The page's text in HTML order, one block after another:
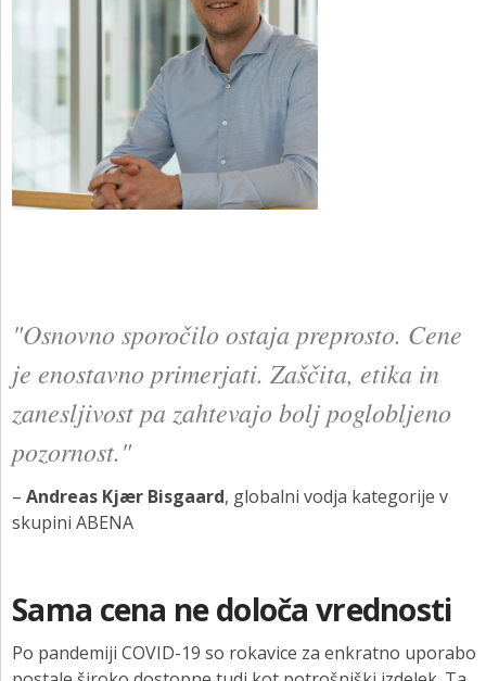
"Osnovno sporočilo ostaja preprosto. Cene
je enostavno primerjati. Zaščita, etika in
zanesljivost pa zahtevajo bolj poglobljeno
pozornost."
– Andreas Kjær Bisgaard, globalni vodja kategorije v
skupini ABENA
Sama cena ne določa vrednosti
Po pandemiji COVID-19 so rokavice za enkratno uporabo